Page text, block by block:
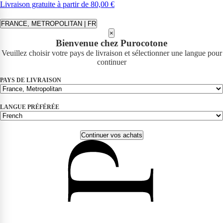
Livraison gratuite à partir de 80,00 €
FRANCE, METROPOLITAN | FR
×
Bienvenue chez Purocotone
Veuillez choisir votre pays de livraison et sélectionner une langue pour
continuer
PAYS DE LIVRAISON
LANGUE PRÉFÉRÉE
Continuer vos achats